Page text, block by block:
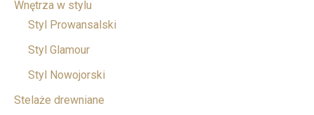
Wnętrza w stylu
Styl Prowansalski
Styl Glamour
Styl Nowojorski
Stelaże drewniane